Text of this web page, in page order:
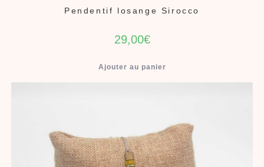
Pendentif losange Sirocco
29,00€
Ajouter au panier